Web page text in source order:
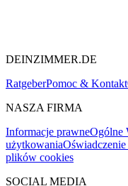
DEINZIMMER.DE
RatgeberPomoc & Kontakt
NASZA FIRMA
Informacje prawneOgólne
użytkowania
plików cookies
SOCIAL MEDIA